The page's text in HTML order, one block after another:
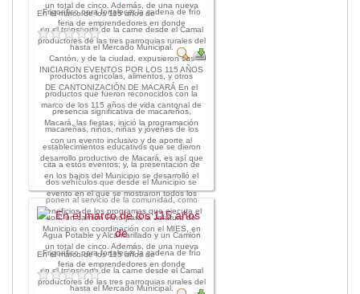
Frigorífico para fortalecer la cadena de frío
en el transporte de la carne desde el Camal
hasta el Mercado Municipal.
un total de cinco. Además, de una nueva
feria de emprendedores en donde
productores de las tres parroquias rurales del
Cantón, y de la ciudad, expusieron sus
productos agrícolas, alimentos, y otros
productos que fueron reconocidos con la
presencia significativa de macareños,
macareñas, niños, niñas y jóvenes de los
establecimientos educativos que se dieron
cita a estos eventos; y, la presentación de
dos vehículos que desde el Municipio se
ponen al servicio de la comunidad, como
son: un camión Hino para la Jefatura de
Agua Potable y Alcantarillado y un Camión
Frigorífico para fortalecer la cadena de frío
en el transporte de la carne desde el Camal
hasta el Mercado Municipal.
En el marco de los 115 años de
INICIARON EVENTOS POR LOS 115 AÑOS
DE CANTONIZACIÓN DE MACARÁ En el
marco de los 115 años de vida cantonal de
Macará, las fiestas, inició la programación
con un evento inclusivo y de aporte al
desarrollo productivo de Macará, es así que
en los bajos del Municipio se desarrolló el
evento en el que se mostraron todos los
beneficios de los programas que ejecuta el
Municipio en coordinación con el MIES, en
un total de cinco. Además, de una nueva
feria de emprendedores en donde
productores de las tres parroquias rurales del
En el marco de los 115 años de
2020
2017
CPCCS
GAD Macará
Empresa Pública de Vivienda
Biblioteca
P.A.C. - P.O.A.
P.D.L - P.D.O.T.
GACETA TRIBUTARIA
Ordenanzas/Resoluciones
Convenios
Cumplimiento LOTAIP
Concurso de Méritos